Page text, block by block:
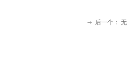
ꁹ 后一个： 无